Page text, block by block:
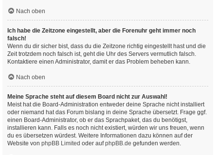
Nach oben
Ich habe die Zeitzone eingestellt, aber die Forenuhr geht immer noch
falsch!
Wenn du dir sicher bist, dass du die Zeitzone richtig eingestellt hast und die
Zeit trotzdem noch falsch ist, geht die Uhr des Servers vermutlich falsch.
Kontaktiere einen Administrator, damit er das Problem beheben kann.
Nach oben
Meine Sprache steht auf diesem Board nicht zur Auswahl!
Meist hat die Board-Administration entweder deine Sprache nicht installiert
oder niemand hat das Forum bislang in deine Sprache übersetzt. Frage ggf.
einen Board-Administrator, ob er das Sprachpaket, das du benötigst,
installieren kann. Falls es noch nicht existiert, würden wir uns freuen, wenn
du es übersetzen würdest. Weitere Informationen dazu können auf der
Website von phpBB Limited oder aufphpBB.de gefunden werden.